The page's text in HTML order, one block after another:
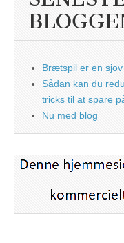
Brætspil er en
Sådan kan du
tricks til at spare
Nu med blog